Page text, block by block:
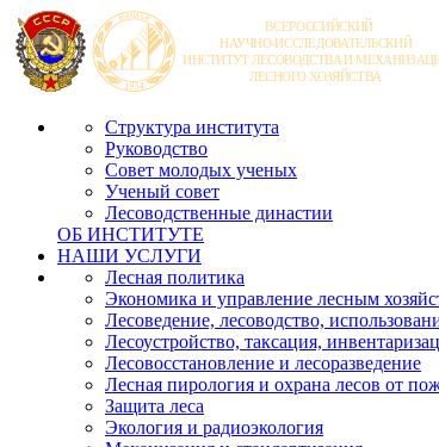
Структура института
Руководство
Совет молодых ученых
Ученый совет
Лесоводственные династии
ОБ ИНСТИТУТЕ
НАШИ УСЛУГИ
Лесная политика
Экономика и управление лесным
Лесоведение, лесоводство,
Лесоустройство, таксация,
Лесовосстановление и лесоразведение
Лесная пирология и охрана лесов от
Защита леса
Экология и радиоэкология